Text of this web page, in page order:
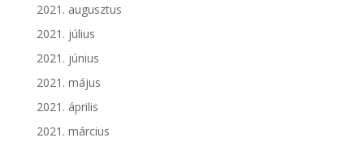
2021. augusztus
2021. július
2021. június
2021. május
2021. április
2021. március